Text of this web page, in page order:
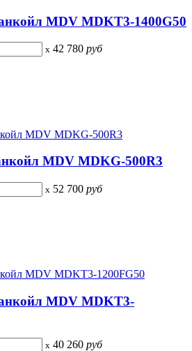
MDV MDKT3-1400G50
x 42 780 руб
MDV MDKG-500R3
x 52 700 руб
MDV MDKT3-
x 40 260 руб